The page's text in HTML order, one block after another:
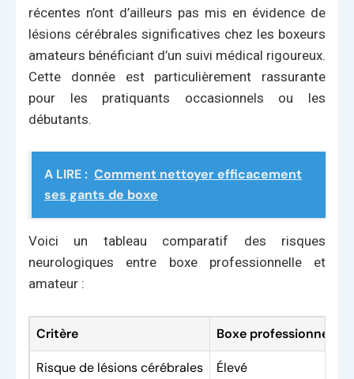
récentes n’ont d’ailleurs pas mis en évidence de
lésions cérébrales significatives chez les boxeurs
amateurs bénéficiant d’un suivi médical rigoureux.
Cette donnée est particulièrement rassurante
pour les pratiquants occasionnels ou les
débutants.
A LIRE : Comment nettoyer efficacement
ses gants de boxe
Voici un tableau comparatif des risques
neurologiques entre boxe professionnelle et
amateur :
Critère Boxe professionnelle
Risque de lésions cérébrales Élevé